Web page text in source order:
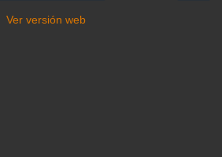
Ver versión web